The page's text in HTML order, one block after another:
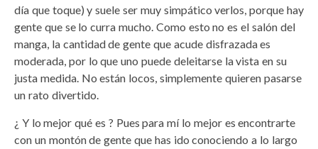
día que toque) y suele ser muy simpático verlos, porque hay
gente que se lo curra mucho. Como esto no es el salón del
manga, la cantidad de gente que acude disfrazada es
moderada, por lo que uno puede deleitarse la vista en su
justa medida. No están locos, simplemente quieren pasarse
un rato divertido.
¿ Y lo mejor qué es ? Pues para mí lo mejor es encontrarte
con un montón de gente que has ido conociendo a lo largo